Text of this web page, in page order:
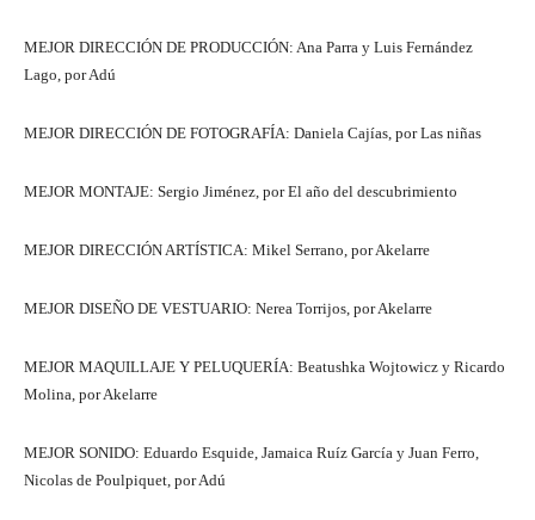
MEJOR DIRECCIÓN DE PRODUCCIÓN: Ana Parra y Luis Fernández
Lago, por Adú
MEJOR DIRECCIÓN DE FOTOGRAFÍA: Daniela Cajías, por Las niñas
MEJOR MONTAJE: Sergio Jiménez, por El año del descubrimiento
MEJOR DIRECCIÓN ARTÍSTICA: Mikel Serrano, por Akelarre
MEJOR DISEÑO DE VESTUARIO: Nerea Torrijos, por Akelarre
MEJOR MAQUILLAJE Y PELUQUERÍA: Beatushka Wojtowicz y Ricardo
Molina, por Akelarre
MEJOR SONIDO: Eduardo Esquide, Jamaica Ruíz García y Juan Ferro,
Nicolas de Poulpiquet, por Adú